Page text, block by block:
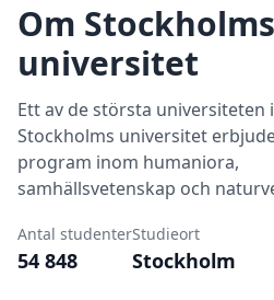
Om Stockholms
universitet
Ett av de största universiteten
Stockholms universitet
program inom humaniora,
samhällsvetenskap och
Antal studenter
54 848
Studieort
Stockholm